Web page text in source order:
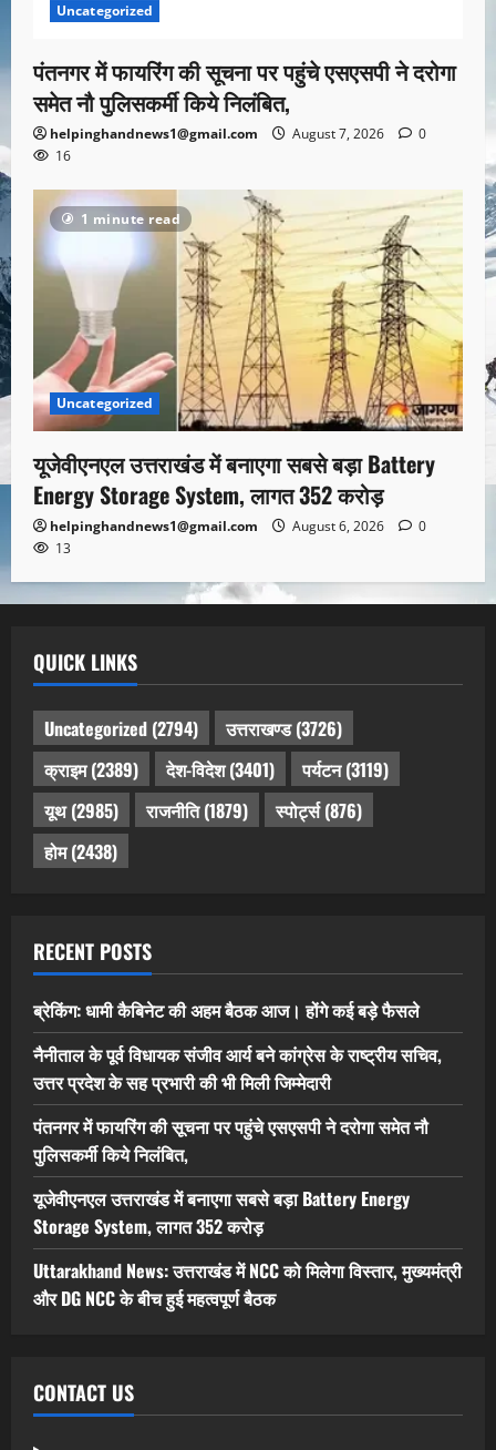
Uncategorized
पंतनगर में फायरिंग की सूचना पर पहुंचे एसएसपी ने दरोगा
समेत नौ पुलिसकर्मी किये निलंबित,
helpinghandnews1@gmail.com August 7, 2026
0
16
1 minute read
Uncategorized
यूजेवीएनएल उत्तराखंड में बनाएगा सबसे बड़ा Battery
Energy Storage System, लागत 352 करोड़
helpinghandnews1@gmail.com August 6, 2026
0
13
QUICK LINKS
Uncategorized (2794) उत्तराखण्ड(3726)
क्राइम(2389) देश-विदेश(3401) पर्यटन(3119)
यूथ(2985) राजनीति(1879) स्पोर्ट्स(876)
होम(2438)
RECENT POSTS
ब्रेकिंग: धामी कैबिनेट की अहम बैठक आज। होंगे कई बड़े फैसले
नैनीताल के पूर्व विधायक संजीव आर्य बने कांग्रेस के राष्ट्रीय सचिव,
उत्तर प्रदेश के सह प्रभारी की भी मिली जिम्मेदारी
पंतनगर में फायरिंग की सूचना पर पहुंचे एसएसपी ने दरोगा समेत नौ
पुलिसकर्मी किये निलंबित,
यूजेवीएनएल उत्तराखंड में बनाएगा सबसे बड़ा Battery Energy
Storage System, लागत 352 करोड़
Uttarakhand News: उत्तराखंड में NCC को मिलेगा विस्तार, मुख्यमंत्री
और DG NCC के बीच हुई महत्वपूर्ण बैठक
CONTACT US